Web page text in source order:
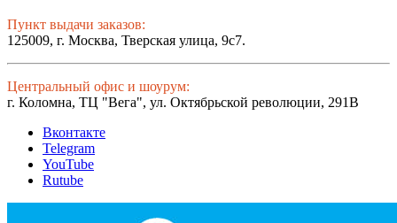
Пункт выдачи заказов:
125009, г. Москва, Тверская улица, 9с7.
Центральный офис и шоурум:
г. Коломна, ТЦ "Вега", ул. Октябрьской революции, 291В
Вконтакте
Telegram
YouTube
Rutube